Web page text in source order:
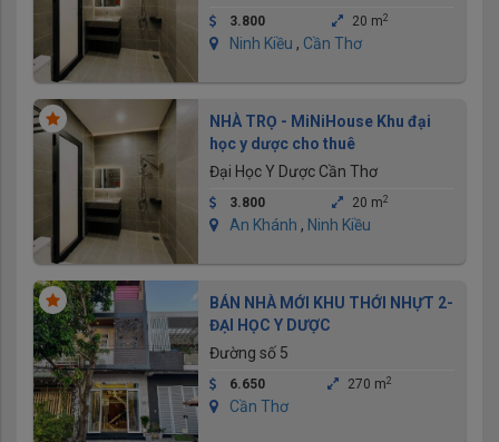
3.800 20 m2
Ninh Kiều , Cần Thơ
NHÀ TRỌ - MiNiHouse Khu đại
học y dược cho thuê
Đại Học Y Dược Cần Thơ
3.800 20 m2
An Khánh , Ninh Kiều
BÁN NHÀ MỚI KHU THỚI NHỰT 2-
ĐẠI HỌC Y DƯỢC
Đường số 5
6.650 270 m2
Cần Thơ